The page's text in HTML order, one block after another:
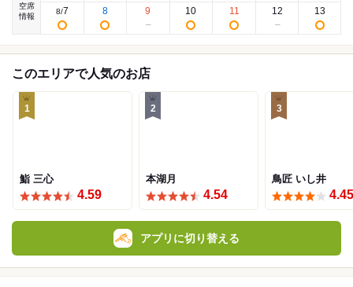
空席
情報
8/7 8 9 10 11 12 13
このエリアで人気のお店
1
鮨 三心
4.59
2
本湖月
4.54
3
鳥匠 いし井
4.45
アプリに切り替える